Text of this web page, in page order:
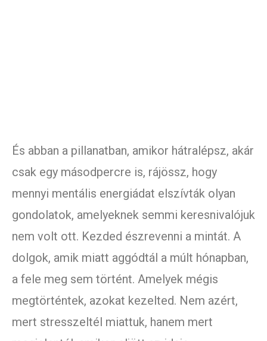
És abban a pillanatban, amikor hátralépsz, akár
csak egy másodpercre is, rájössz, hogy
mennyi mentális energiádat elszívták olyan
gondolatok, amelyeknek semmi keresnivalójuk
nem volt ott. Kezded észrevenni a mintát. A
dolgok, amik miatt aggódtál a múlt hónapban,
a fele meg sem történt. Amelyek mégis
megtörténtek, azokat kezelted. Nem azért,
mert stresszeltél miattuk, hanem mert